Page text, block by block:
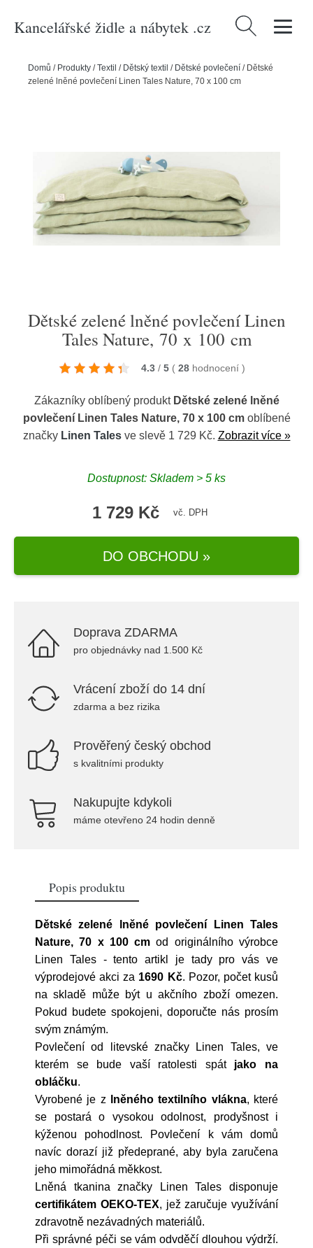
Kancelářské židle a nábytek .cz Vyhledávání
Domů / Produkty /Textil / Dětský textil / Dětské povlečení / Dětské
zelené lněné povlečení Linen Tales Nature, 70 x 100 cm
Dětské zelené lněné povlečení Linen
Tales Nature, 70 x 100 cm
4.3 / 5 ( 28 hodnocení )
Zákazníky oblíbený produkt Dětské zelené lněné
povlečení Linen Tales Nature, 70 x 100 cmoblíbené
značky Linen Talesve slevě 1 729 Kč. Zobrazit více »
Dostupnost: Skladem > 5 ks
1 729 Kč vč. DPH
DO OBCHODU »
Doprava ZDARMA
pro objednávky nad 1.500 Kč
Vrácení zboží do 14 dní
zdarma a bez rizika
Prověřený český obchod
s kvalitními produkty
Nakupujte kdykoli
máme otevřeno 24 hodin denně
Popis produktu
Dětské zelené lněné povlečení Linen Tales
Nature, 70 x 100 cm od originálního výrobce
Linen Tales- tento artikl je tady pro vás ve
výprodejové akci za 1690 Kč. Pozor, počet kusů
na skladě může být u akčního zboží omezen.
Pokud budete spokojeni, doporučte nás prosím
svým známým.
Povlečení od litevské značky Linen Tales, ve
kterém se bude vaší ratolesti spát jako na
obláčku.
Vyrobené je z
lněného textilního vlákna, které
se postará o vysokou odolnost, prodyšnost i
kýženou pohodlnost. Povlečení k vám domů
navíc dorazí již předeprané, aby byla zaručena
jeho mimořádná měkkost.
Lněná tkanina značky Linen Tales disponuje
certifikátem OEKO-TEX, jež zaručuje využívání
zdravotně nezávadných materiálů.
Při správné péči se vám odvděčí dlouhou výdrží.